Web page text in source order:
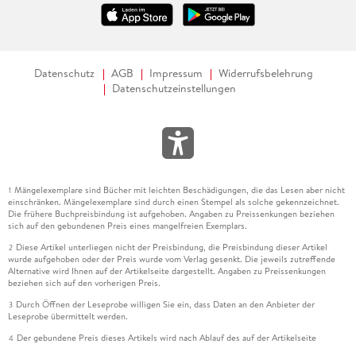
Datenschutz AGB Impressum
Widerrufsbelehrung
Datenschutzeinstellungen
1 Mängelexemplare sind Bücher mit leichten Beschädigungen, die das Lesen aber nicht
einschränken. Mängelexemplare sind durch einen Stempel als solche gekennzeichnet.
Die frühere Buchpreisbindung ist aufgehoben. Angaben zu Preissenkungen beziehen
sich auf den gebundenen Preis eines mangelfreien Exemplars.
2 Diese Artikel unterliegen nicht der Preisbindung, die Preisbindung dieser Artikel
wurde aufgehoben oder der Preis wurde vom Verlag gesenkt. Die jeweils zutreffende
Alternative wird Ihnen auf der Artikelseite dargestellt. Angaben zu Preissenkungen
beziehen sich auf den vorherigen Preis.
3 Durch Öffnen der Leseprobe willigen Sie ein, dass Daten an den Anbieter der
Leseprobe übermittelt werden.
4 Der gebundene Preis dieses Artikels wird nach Ablauf des auf der Artikelseite